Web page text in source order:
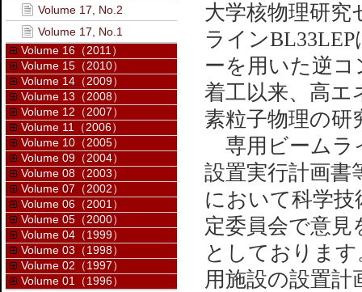
大学核物理研究
ライン
ーを用いた逆
着工以来、高エ
素粒子物理の研
専用ビームラ
設置実行計画書
において科学技
定委員会で意
としておりま
用施設の設置
Volume 17, No.2
Volume 17, No.1
Volume 16（2011）
Volume 15（2010）
Volume 14（2009）
Volume 13（2008）
Volume 12（2007）
Volume 11（2006）
Volume 10（2005）
Volume 09（2004）
Volume 08（2003）
Volume 07（2002）
Volume 06（2001）
Volume 05（2000）
Volume 04（1999）
Volume 03（1998）
Volume 02（1997）
Volume 01（1996）